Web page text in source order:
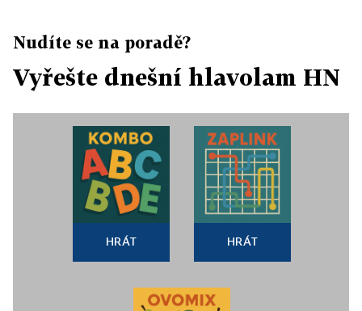
Nudíte se na poradě?
Vyřešte dnešní hlavolam HN
HRÁT HRÁT